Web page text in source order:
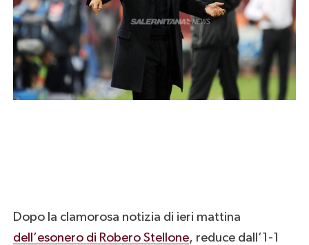
Dopo la clamorosa notizia di ieri mattina
dell’esonero di Robero Stellone, reduce dall’1-1